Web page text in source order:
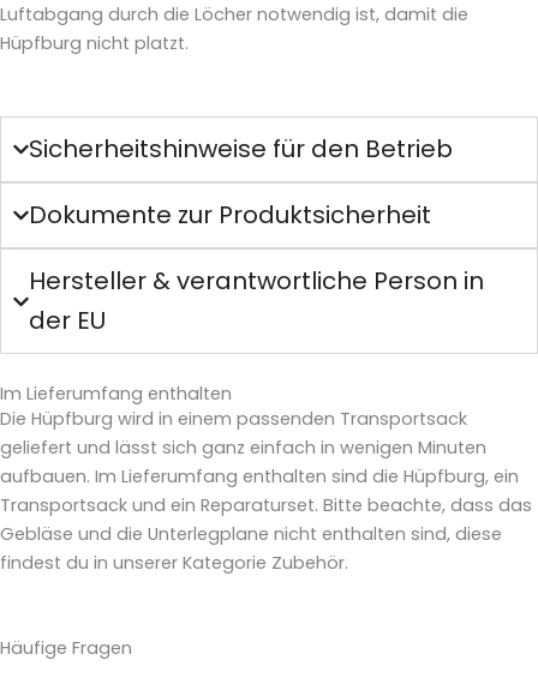
Luftabgang durch die Löcher notwendig ist, damit die
Hüpfburg nicht platzt.
Sicherheitshinweise für den Betrieb
Dokumente zur Produktsicherheit
Hersteller & verantwortliche Person in
der EU
Im Lieferumfang enthalten
Die Hüpfburg wird in einem passenden Transportsack
geliefert und lässt sich ganz einfach in wenigen Minuten
aufbauen. Im Lieferumfang enthalten sind die Hüpfburg, ein
Transportsack und ein Reparaturset. Bitte beachte, dass das
Gebläse und die Unterlegplane nicht enthalten sind, diese
findest du in unserer Kategorie Zubehör.
Häufige Fragen